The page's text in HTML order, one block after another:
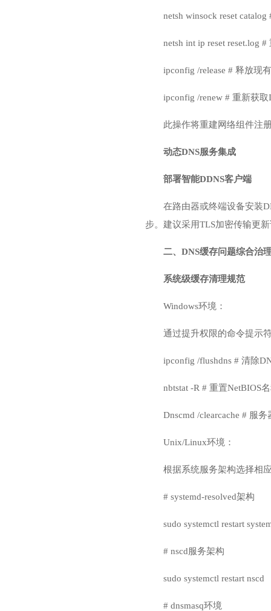
netsh winsock reset
netsh int ip reset reset.log
ipconfig /release # 释放现
ipconfig /renew # 重新获取
此操作将重建网络组件注
动态DNS服务集成
部署智能DDNS客户端
在路由器或终端设备安装
步。建议采用TLS加密传输更
二、DNS缓存问题综合治
系统级缓存清理规范
Windows环境：
通过提升权限的命令提示
ipconfig /flushdns # 清除
nbtstat -R # 重置NetBIOS
Dnscmd /clearcache # 服
Unix/Linux环境：
根据系统服务架构选择相
# systemd-resolved架构
sudo systemctl restart
# nscd服务架构
sudo systemctl restart nscd
# dnsmasq环境